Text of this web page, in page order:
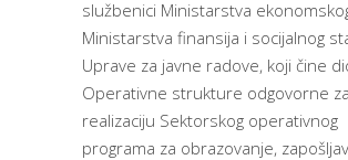
službenici Ministarstva
Ministarstva finansija i socijalnog
Uprave za javne radove, koji čine
Operativne strukture odgovorne za
realizaciju Sektorskog operativnog
programa za obrazovanje,